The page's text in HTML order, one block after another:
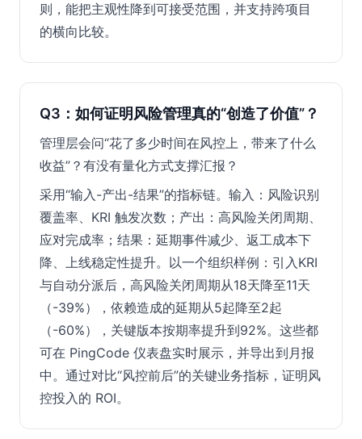
则，能把主观性降到可接受范围，并支持跨项目
的横向比较。
Q3：如何证明风险管理真的“创造了价值”？
管理层会问“花了多少时间在风控上，带来了什么
收益”？有没有量化方式支撑汇报？
采用“输入-产出-结果”的指标链。输入：风险识别
覆盖率、KRI 触发次数；产出：高风险关闭周期、
应对完成率；结果：延期事件减少、返工成本下
降、上线稳定性提升。以一个组织样例：引入KRI
与自动分派后，高风险关闭周期从18天降至11天
（-39%），依赖造成的延期从5起降至2起
（-60%），关键版本按期率提升到92%。这些都
可在 PingCode 仪表盘实时展示，并导出到月报
中。通过对比“风控前后”的关键业务指标，证明风
控投入的 ROI。